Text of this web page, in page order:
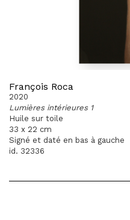
François Roca
2020
Lumières intérieures 1
Huile sur toile
33 x 22 cm
Signé et daté en bas à gauche
id. 32336